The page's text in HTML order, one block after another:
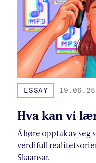
ESSAY 19.06.25
Hva kan vi
Å høre opptak av seg
verdifull
Skaansar.